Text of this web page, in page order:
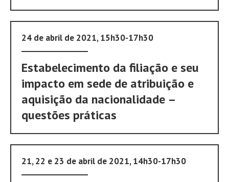
24 de abril de 2021, 15h30-17h30
Estabelecimento da filiação e seu
impacto em sede de atribuição e
aquisição da nacionalidade –
questões práticas
21, 22 e 23 de abril de 2021, 14h30-17h30